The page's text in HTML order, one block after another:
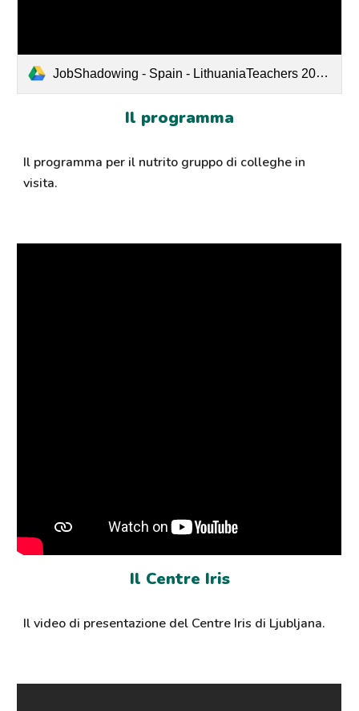
JobShadowing - Spain - LithuaniaTeachers 2024.xlsx - Spain April.pdf
Il programma
Il programma per il nutrito gruppo di colleghe in
visita.
Il Centre Iris
Ilvideo di presentazione del Centre Iris di Ljubljana.